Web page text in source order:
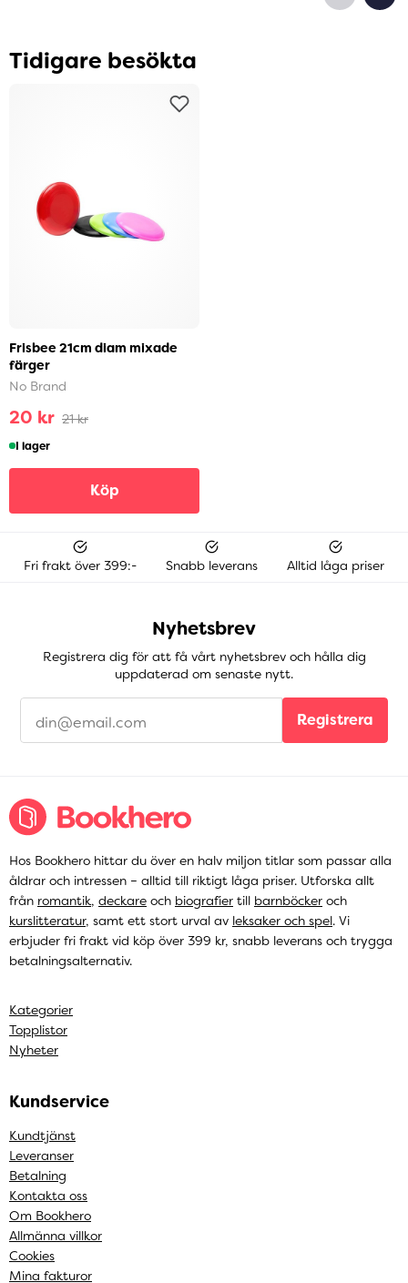
Tidigare besökta
Frisbee 21cm diam mixade
färger
No Brand
20 kr 21 kr
I lager
Köp
Fri frakt över 399:- Snabb leverans Alltid låga priser
Nyhetsbrev
Registrera dig för att få vårt nyhetsbrev och hålla dig
uppdaterad om senaste nytt.
Registrera
Hos Bookhero hittar du över en halv miljon titlar som passar alla
åldrar och intressen – alltid till riktigt låga priser. Utforska allt
från romantik, deckare och biografier till barnböcker och
kurslitteratur, samt ett stort urval av leksaker och spel. Vi
erbjuder fri frakt vid köp över 399 kr, snabb leverans och trygga
betalningsalternativ.
Kategorier
Topplistor
Nyheter
Kundservice
Kundtjänst
Leveranser
Betalning
Kontakta oss
Om Bookhero
Allmänna villkor
Cookies
Mina fakturor